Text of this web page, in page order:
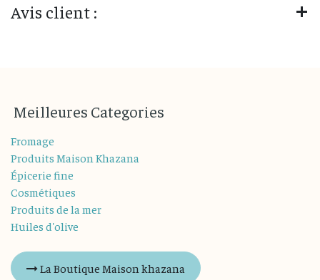
Avis client :
Meilleures Categories
Fromage
Produits Maison Khazana
Épicerie fine
Cosmétiques
Produits de la mer
Huiles d'olive
La Boutique Maison khazana